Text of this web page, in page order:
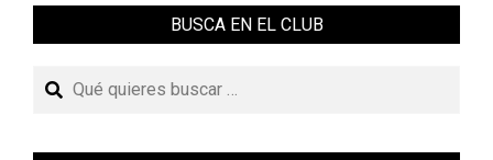
BUSCA EN EL CLUB
Buscar